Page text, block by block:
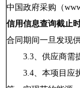
中国政府采购（
信用信息查询截止
合同期间一旦发现
3.3、 供应商需
3.4、 本项目应